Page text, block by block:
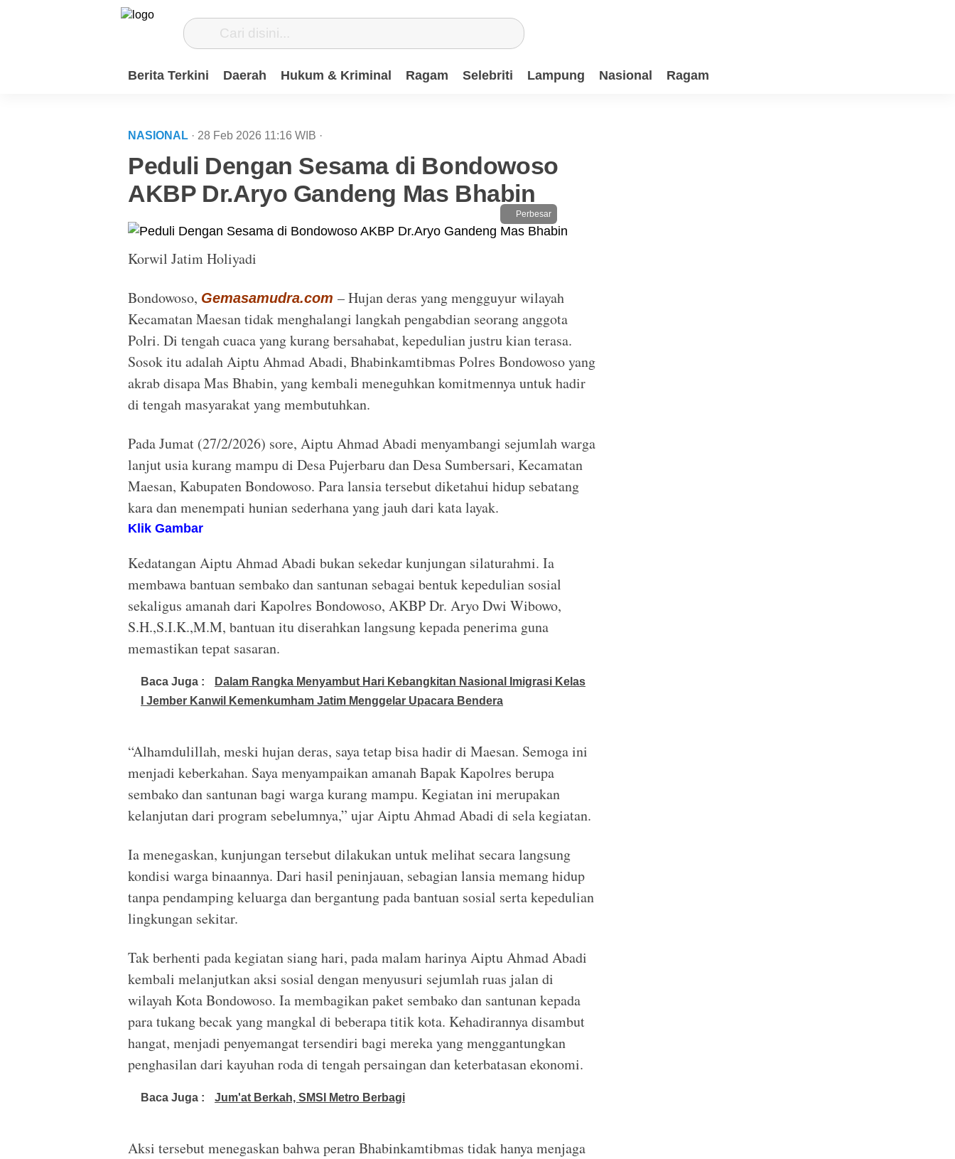
Berita Terkini Daerah Hukum & Kriminal Ragam Selebriti Lampung Nasional Ragam
NASIONAL · 28 Feb 2026 11:16 WIB ·
Peduli Dengan Sesama di Bondowoso
AKBP Dr.Aryo Gandeng Mas Bhabin
Perbesar
Korwil Jatim Holiyadi
Bondowoso, Gemasamudra.com – Hujan deras yang mengguyur wilayah
Kecamatan Maesan tidak menghalangi langkah pengabdian seorang anggota
Polri. Di tengah cuaca yang kurang bersahabat, kepedulian justru kian terasa.
Sosok itu adalah Aiptu Ahmad Abadi, Bhabinkamtibmas Polres Bondowoso yang
akrab disapa Mas Bhabin, yang kembali meneguhkan komitmennya untuk hadir
di tengah masyarakat yang membutuhkan.
Pada Jumat (27/2/2026) sore, Aiptu Ahmad Abadi menyambangi sejumlah warga
lanjut usia kurang mampu di Desa Pujerbaru dan Desa Sumbersari, Kecamatan
Maesan, Kabupaten Bondowoso. Para lansia tersebut diketahui hidup sebatang
kara dan menempati hunian sederhana yang jauh dari kata layak.
Klik Gambar
Kedatangan Aiptu Ahmad Abadi bukan sekedar kunjungan silaturahmi. Ia
membawa bantuan sembako dan santunan sebagai bentuk kepedulian sosial
sekaligus amanah dari Kapolres Bondowoso, AKBP Dr. Aryo Dwi Wibowo,
S.H.,S.I.K.,M.M, bantuan itu diserahkan langsung kepada penerima guna
memastikan tepat sasaran.
Baca Juga :
Dalam Rangka Menyambut Hari Kebangkitan Nasional Imigrasi Kelas
I Jember Kanwil Kemenkumham Jatim Menggelar Upacara Bendera
“Alhamdulillah, meski hujan deras, saya tetap bisa hadir di Maesan. Semoga ini
menjadi keberkahan. Saya menyampaikan amanah Bapak Kapolres berupa
sembako dan santunan bagi warga kurang mampu. Kegiatan ini merupakan
kelanjutan dari program sebelumnya,” ujar Aiptu Ahmad Abadi di sela kegiatan.
Ia menegaskan, kunjungan tersebut dilakukan untuk melihat secara langsung
kondisi warga binaannya. Dari hasil peninjauan, sebagian lansia memang hidup
tanpa pendamping keluarga dan bergantung pada bantuan sosial serta kepedulian
lingkungan sekitar.
Tak berhenti pada kegiatan siang hari, pada malam harinya Aiptu Ahmad Abadi
kembali melanjutkan aksi sosial dengan menyusuri sejumlah ruas jalan di
wilayah Kota Bondowoso. Ia membagikan paket sembako dan santunan kepada
para tukang becak yang mangkal di beberapa titik kota. Kehadirannya disambut
hangat, menjadi penyemangat tersendiri bagi mereka yang menggantungkan
penghasilan dari kayuhan roda di tengah persaingan dan keterbatasan ekonomi.
Baca Juga : Jum'at Berkah, SMSI Metro Berbagi
Aksi tersebut menegaskan bahwa peran Bhabinkamtibmas tidak hanya menjaga